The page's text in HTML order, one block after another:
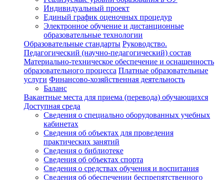
Индивидуальный проект
Единый график оценочных процедур
Электронное обучение и дистанционные
образовательные технологии
Образовательные стандарты Руководство.
Педагогический (научно-педагогический) состав
Материально-техническое обеспечение и оснащенность
образовательного процесса Платные образовательные
услуги Финансово-хозяйственная деятельность
Баланс
Вакантные места для приема (перевода) обучающихся
Доступная среда
Сведения о специально оборудованных учебных
кабинетах
Сведения об объектах для проведения
практических занятий
Сведения о библиотеке
Сведения об объектах спорта
Сведения о средствах обучения и воспитания
Сведения об обеспечении беспрепятственного